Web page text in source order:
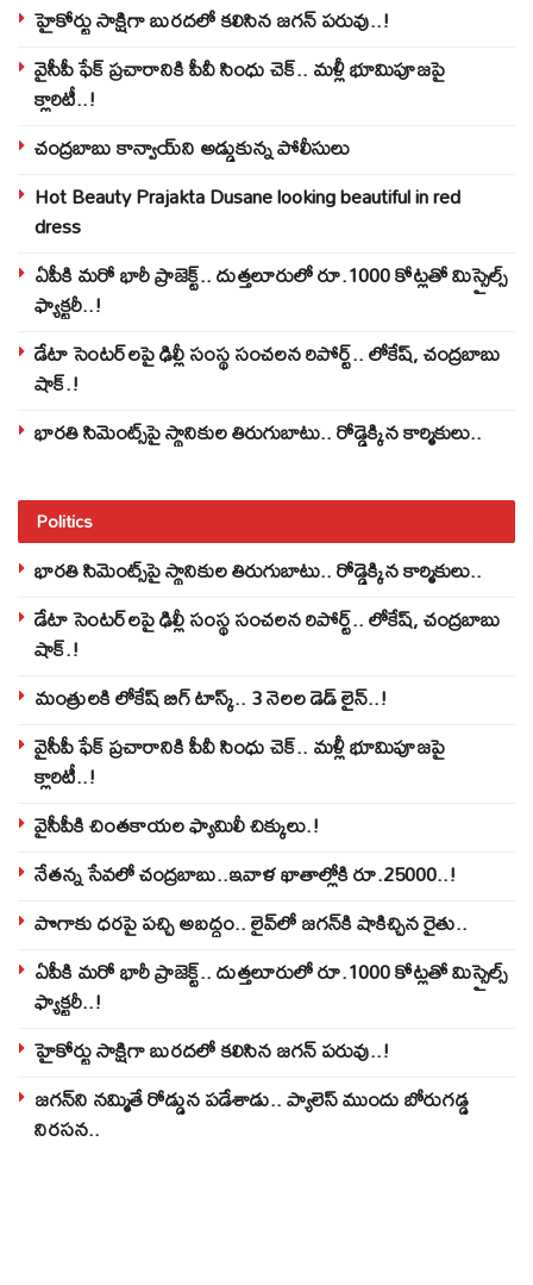
హైకోర్టు సాక్షిగా బురదలో కలిసిన జగన్ పరువు..!
వైసీపీ ఫేక్ ప్రచారానికి పీవీ సింధు చెక్.. మళ్లీ భూమిపూజపై
క్లారిటీ..!
చంద్రబాబు కాన్వాయ్‌ని అడ్డుకున్న పోలీసులు
Hot Beauty Prajakta Dusane looking beautiful in red
dress
ఏపీకి మరో భారీ ప్రాజెక్ట్.. దుత్తలూరులో రూ.1000 కోట్లతో మిస్సైల్స్
ఫ్యాక్టరీ..!
డేటా సెంటర్‌లపై ఢిల్లీ సంస్థ సంచలన రిపోర్ట్.. లోకేష్‌, చంద్రబాబు
షాక్‌.!
భారతి సిమెంట్స్‌పై స్థానికుల తిరుగుబాటు.. రోడ్డెక్కిన కార్మికులు..
Politics
భారతి సిమెంట్స్‌పై స్థానికుల తిరుగుబాటు.. రోడ్డెక్కిన కార్మికులు..
డేటా సెంటర్‌లపై ఢిల్లీ సంస్థ సంచలన రిపోర్ట్.. లోకేష్‌, చంద్రబాబు
షాక్‌.!
మంత్రులకి లోకేష్‌ బిగ్‌ టాస్క్‌.. 3 నెలల డెడ్‌ లైన్‌..!
వైసీపీ ఫేక్ ప్రచారానికి పీవీ సింధు చెక్.. మళ్లీ భూమిపూజపై
క్లారిటీ..!
వైసీపీకి చింతకాయల ఫ్యామిలీ చిక్కులు.!
నేతన్న సేవలో చంద్రబాబు..ఇవాళ ఖాతాల్లోకి రూ.25000..!
పొగాకు ధరపై పచ్చి అబద్దం.. లైవ్‌లో జగన్‌కి షాకిచ్చిన రైతు..
ఏపీకి మరో భారీ ప్రాజెక్ట్.. దుత్తలూరులో రూ.1000 కోట్లతో మిస్సైల్స్
ఫ్యాక్టరీ..!
హైకోర్టు సాక్షిగా బురదలో కలిసిన జగన్ పరువు..!
జగన్‌ని నమ్మితే రోడ్డున పడేశాడు.. ప్యాలెస్‌ ముందు బోరుగడ్డ
నిరసన..